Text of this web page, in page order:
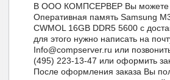
В ООО КОМПСЕРВЕР Вы можете
Оперативная память Samsung
CWMOL 16GB DDR5 5600 с
для этого нужно написать на
Info@compserver.ru или
(495) 223-13-47 или оформить
После оформления заказа Вы